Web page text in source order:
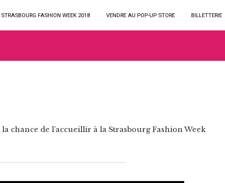
STRASBOURG FASHION WEEK 2018 VENDRE AU POP-UP STORE BILLETTERIE
chance de l’accueillir à la Strasbourg Fashion Week